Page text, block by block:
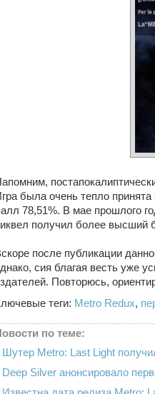
была очень тепло принята
78,51%. В мае прошлого
получил более высший
после публикации
сия благая весть уже
Повторюсь,
теги: Metro Redux,
по теме:
Шутер Metro: Last Light
Deep Silver анонсировало